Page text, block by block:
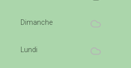
Dimanche
Lundi